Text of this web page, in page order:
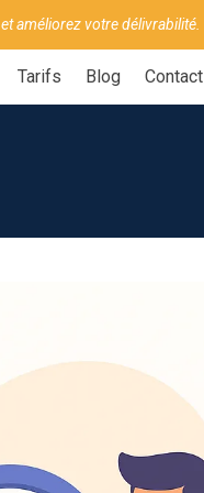
améliorez votre délivrabilité.
Tarifs Blog Contact